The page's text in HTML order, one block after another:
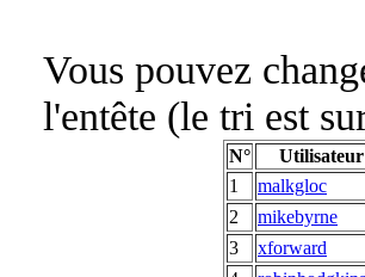
Vous pouvez
l'entête (le tri est
N°
Utilisateur
1
malkgloc
2
mikebyrne
3
xforward